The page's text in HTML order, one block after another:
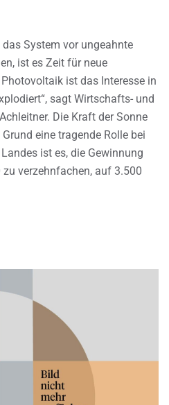
System vor ungeahnte
ist es Zeit für neue
ist das Interesse in
sagt Wirtschafts- und
Die Kraft der Sonne
eine tragende Rolle bei
ist es, die Gewinnung
verzehnfachen, auf 3.500